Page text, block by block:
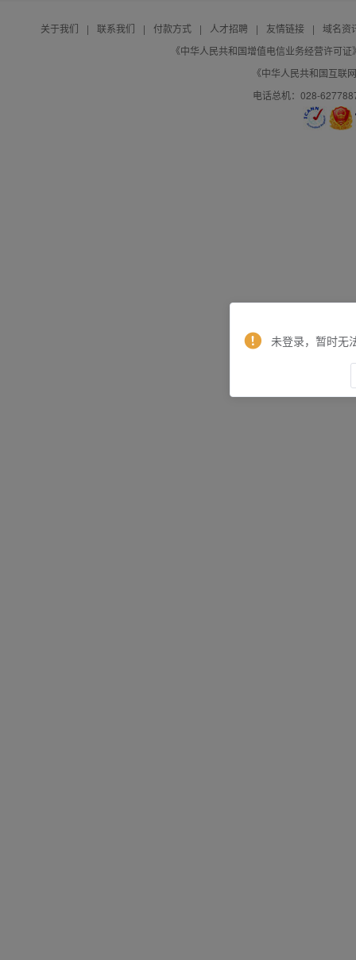
关于我们 | 联系我们 | 付款方式 | 人才招聘 | 友情链接 |
域名资
《中华人民共和国增值电信业务经营许可
《中华人民共和国互联
电话总机：028-
未登录，暂时无